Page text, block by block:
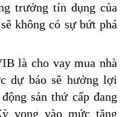
trưởng tín dụng của
không có sự bứt phá
là cho vay mua nhà
dự báo sẽ hưởng lợi
sản thứ cấp đang
vọng vào mức tăng